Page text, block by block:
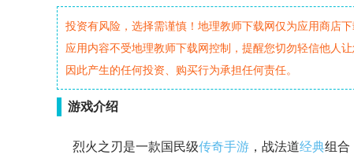
投资有风险，选择需谨慎！地理教师下载网仅为应用商店
应用内容不受地理教师下载网控制，提醒您切勿轻信他人
因此产生的任何投资、购买行为承担任何责任。
游戏介绍
烈火之刃是一款国民级传奇手游 ，战法道经典组合